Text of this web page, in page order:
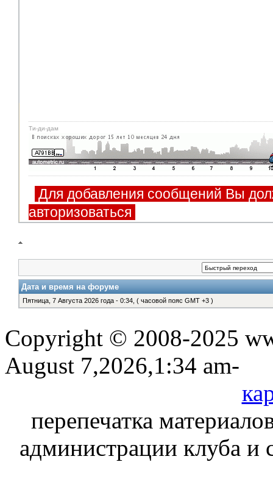
Ти-ди-дам
Для добавления сообщений Вы
авторизоваться
Дата и время на форуме
Пятница, 7 Августа 2026 года - 0:34, ( часовой пояс GMT +3 )
Copyright © 2008-2025
August 7,2026,1:34 am-
перепечатка
администрации клуба и